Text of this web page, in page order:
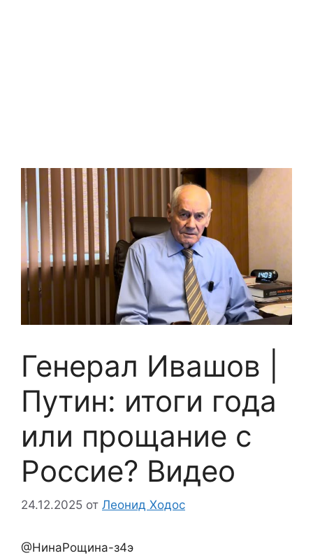
Генерал Ивашов |
Путин: итоги года
или прощание с
Россие? Видео
24.12.2025 от Леонид Ходос
@НинаРощина-з4э